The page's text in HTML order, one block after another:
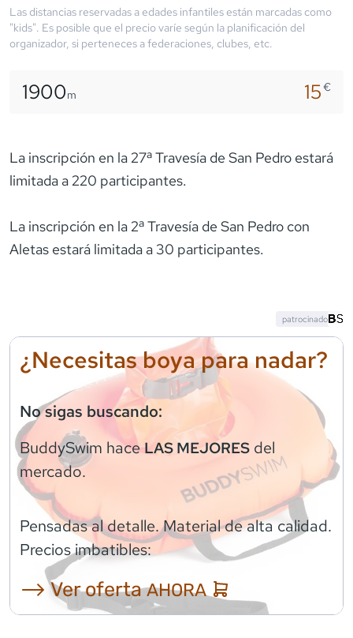
Las distancias reservadas a edades infantiles están marcadas como
"kids". Es posible que el precio varíe según la planificación del
organizador, si perteneces a federaciones, clubes, etc.
1900m 15€
La inscripción en la 27ª Travesía de San Pedro estará
limitada a 220 participantes.
La inscripción en la 2ª Travesía de San Pedro con
Aletas estará limitada a 30 participantes.
¿Necesitas boya para nadar?
No sigas buscando:
BuddySwim haceLAS MEJORES del
mercado.
Pensadas al detalle. Material de alta calidad.
Precios imbatibles:
⟶ Ver ofertaAHORA
patrocinado